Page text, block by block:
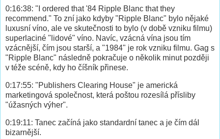
0:16:38: "I ordered that '84 Ripple Blanc that they
recommend." To zní jako kdyby "Ripple Blanc" bylo nějaké
luxusní víno, ale ve skutečnosti to bylo (v době vzniku filmu)
superlaciné "lidové" víno. Navíc, vzácná vína jsou tím
vzácnější, čím jsou starší, a "1984" je rok vzniku filmu. Gag s
"Ripple Blanc" následně pokračuje o několik minut později
v téže scéně, kdy ho číšník přinese.
0:17:55: "Publishers Clearing House" je americká
marketingová společnost, která poštou rozesílá přísliby
"úžasných výher".
0:19:11: Tanec začíná jako standardní tanec a je čím dál
bizarnější.